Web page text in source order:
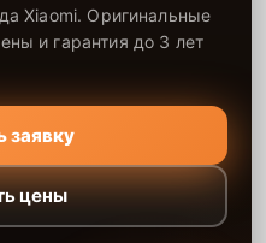
Xiaomi. Оригинальные
и гарантия до 3 лет
заявку
цены